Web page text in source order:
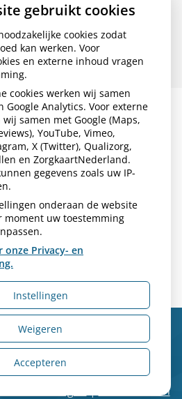
toestemming gegeven
wijzigen
Online|Beheer
Voorwaarden
gebruikt cookies
cookies zodat
kan werken. Voor
en externe inhoud vragen
cookies werken wij samen
Google Analytics. Voor externe
samen met Google (Maps,
YouTube, Vimeo,
X (Twitter), Qualizorg,
en ZorgkaartNederland.
gegevens zoals uw IP-
onderaan de website
moment uw toestemming
onze Privacy- en
Instellingen
Weigeren
Accepteren